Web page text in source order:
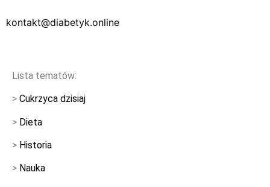
kontakt@diabetyk.online
Lista tematów:
> Cukrzyca dzisiaj
> Dieta
> Historia
> Nauka